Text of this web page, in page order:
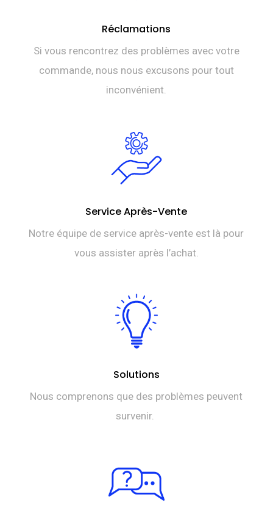
Réclamations
Si vous rencontrez des problèmes avec votre
commande, nous nous excusons pour tout
inconvénient.
Service Après-Vente
Notre équipe de service après-vente est là pour
vous assister après l’achat.
Solutions
Nous comprenons que des problèmes peuvent
survenir.